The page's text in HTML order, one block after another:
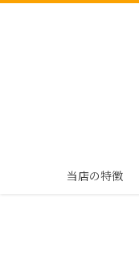
当店の特徴